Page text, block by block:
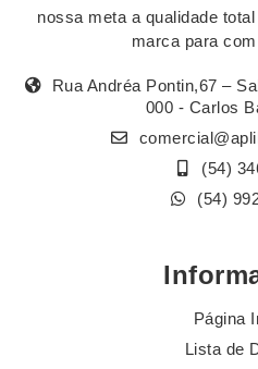
nossa meta a qualidade
marca para
Rua Andréa Pontin,67 –
000 - Carlos
(54)
(54)
Página
Lista de